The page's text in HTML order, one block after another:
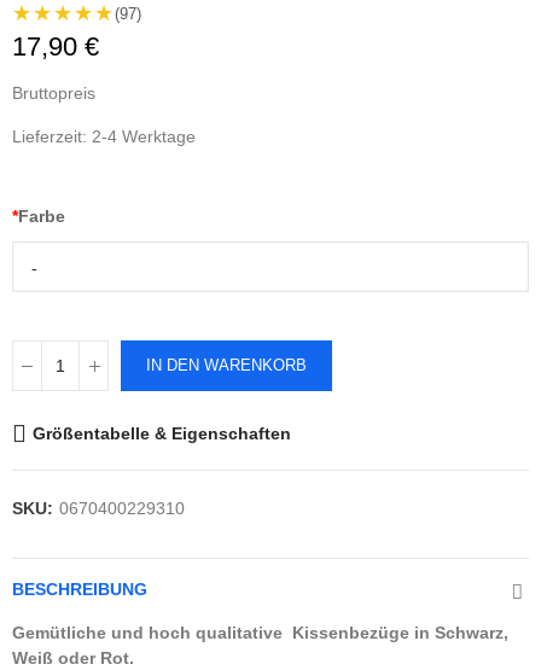
★★★★★(97)
17,90 €
Bruttopreis
Lieferzeit: 2-4 Werktage
*Farbe
-
IN DEN WARENKORB
Größentabelle & Eigenschaften
SKU: 0670400229310
BESCHREIBUNG
Gemütliche und hoch qualitative Kissenbezüge in Schwarz,
Weiß oder Rot.